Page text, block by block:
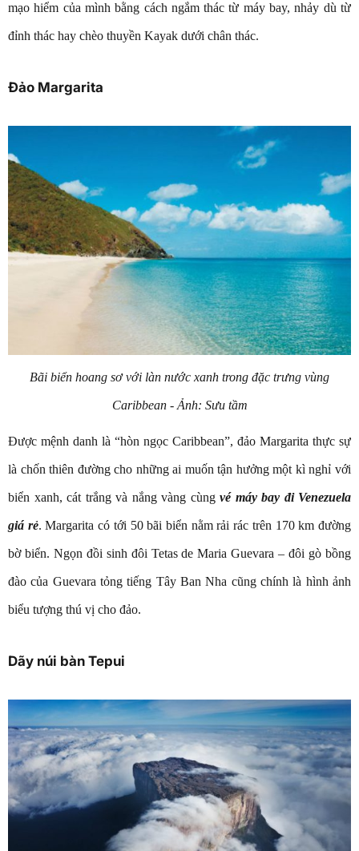
mạo hiểm của mình bằng cách ngắm thác từ máy bay, nhảy dù từ
đỉnh thác hay chèo thuyền Kayak dưới chân thác.
Đảo Margarita
Bãi biển hoang sơ với làn nước xanh trong đặc trưng vùng
Caribbean - Ảnh: Sưu tầm
Được mệnh danh là “hòn ngọc Caribbean”, đảo Margarita thực sự
là chốn thiên đường cho những ai muốn tận hưởng một kì nghỉ với
biển xanh, cát trắng và nắng vàng cùng vé máy bay đi Venezuela
giá rẻ. Margarita có tới 50 bãi biển nằm rải rác trên 170 km đường
bờ biển. Ngọn đồi sinh đôi Tetas de Maria Guevara – đôi gò bồng
đào của Guevara tỏng tiếng Tây Ban Nha cũng chính là hình ảnh
biểu tượng thú vị cho đảo.
Dãy núi bàn Tepui